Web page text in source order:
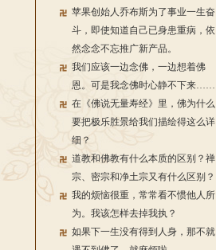
苹果创始人乔布斯为了事业一生奋
斗，即使知道自己已身患重病，依
然念念不忘推广新产品。
我们应该一边念佛，一边想着佛
恩。可是我念佛时心静不下来……
在《佛说无量寿经》里，佛为什么
要把极乐胜景给我们描绘得这么详
细？
道教和佛教有什么本质的区别？禅
宗、密宗和净土宗又有什么区别？
我的烦恼很重，常常看不惯他人所
为。我该怎样去掉我执？
如果下一生没有得到人身，那不就